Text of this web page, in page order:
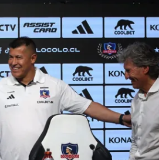
RESULTADOS
TABLA DE POSICIONES
APUESTAS
Políticas de Privacidad